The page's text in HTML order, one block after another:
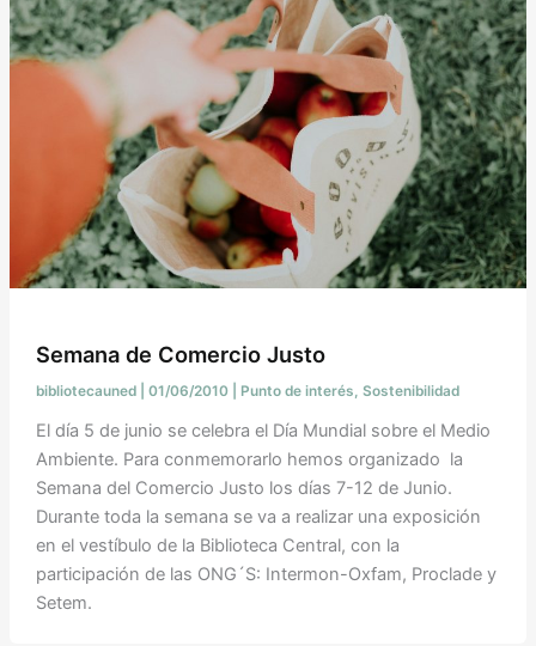
Semana de Comercio Justo
bibliotecauned 01/06/2010 Punto de interés, Sostenibilidad
El día 5 de junio se celebra el Día Mundial sobre el Medio
Ambiente. Para conmemorarlo hemos organizado la
Semana del Comercio Justo los días 7-12 de Junio.
Durante toda la semana se va a realizar una exposición
en el vestíbulo de la Biblioteca Central, con la
participación de las ONG´S: Intermon-Oxfam, Proclade y
Setem.